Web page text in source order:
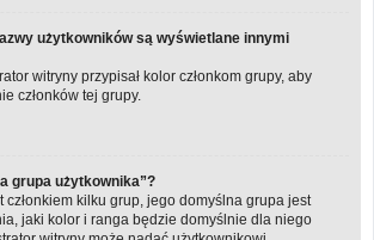
użytkowników są wyświetlane innymi
witryny przypisał kolor członkom grupy, aby
członków tej grupy.
grupa użytkownika”?
członkiem kilku grup, jego domyślna grupa jest
jaki kolor i ranga będzie domyślnie dla niego